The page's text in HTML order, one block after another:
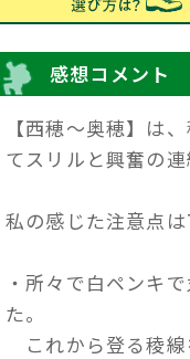
感想コメント
【西穂～奥穂】は
てスリルと興奮の
私の感じた注意点は
・所々で白ペンキ
た。
これから登る稜線